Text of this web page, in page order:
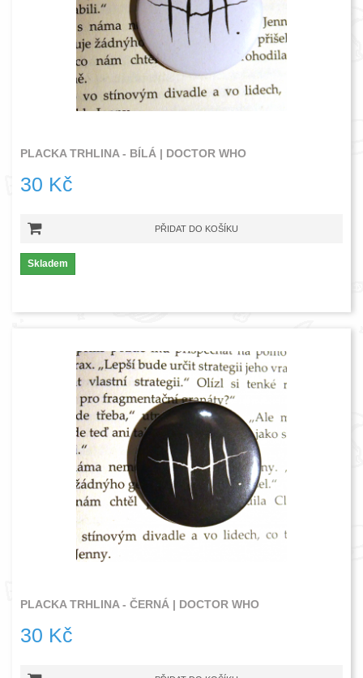
PLACKA TRHLINA - BÍLÁ | DOCTOR WHO
30 Kč
PŘIDAT DO KOŠÍKU
Skladem
PLACKA TRHLINA - ČERNÁ | DOCTOR WHO
30 Kč